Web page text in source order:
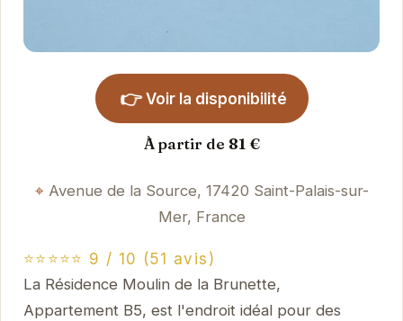
👉 Voir la disponibilité
À partir de 81 €
Avenue de la Source, 17420 Saint-Palais-sur-
Mer, France
⭐⭐⭐⭐⭐ 9 / 10 (51 avis)
La Résidence Moulin de la Brunette,
Appartement B5, est l'endroit idéal pour des